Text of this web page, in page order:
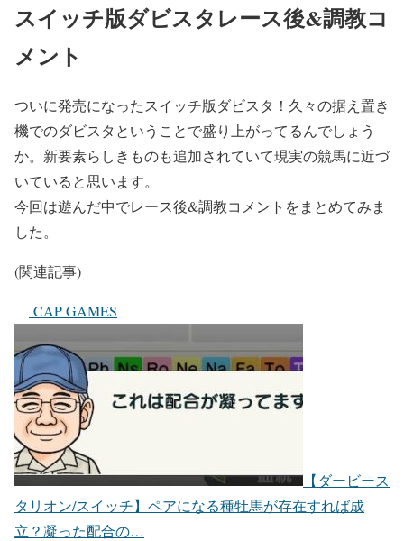
スイッチ版ダビスタレース後&調教コ
メント
ついに発売になったスイッチ版ダビスタ！久々の据え置き
機でのダビスタということで盛り上がってるんでしょう
か。新要素らしきものも追加されていて現実の競馬に近づ
いていると思います。
今回は遊んだ中でレース後&調教コメントをまとめてみま
した。
(関連記事)
CAP GAMES
【ダービース
タリオン/スイッチ】ペアになる種牡馬が存在すれば成
立？凝った配合の…